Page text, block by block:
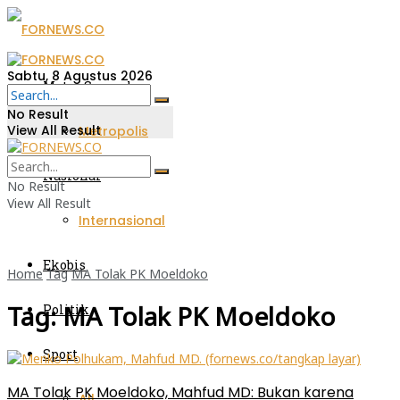
Metro Sumsel
Metropolis
Nasional
Internasional
Ekobis
Politik
Sport
Sabtu, 8 Agustus 2026
No Result
View All Result
No Result
View All Result
Home Tag MA Tolak PK Moeldoko
Tag:MA Tolak PK Moeldoko
MA Tolak PK Moeldoko, Mahfud MD: Bukan karena